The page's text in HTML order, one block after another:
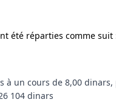
été réparties comme suit
à un cours de 8,00
104 dinars